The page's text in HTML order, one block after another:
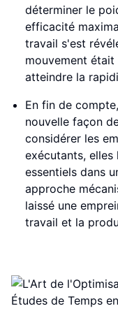
déterminer le
efficacité
travail s'est
mouvement
atteindre la
En fin de
nouvelle façon
considérer les
exécutants,
essentiels dans
approche
laissé une
travail et la